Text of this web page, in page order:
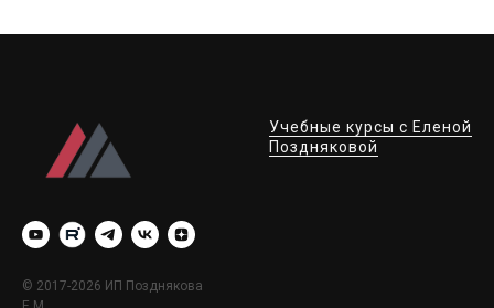
© 2017-2026 ИП Позднякова
Учебные курсы с Еленой
Поздняковой